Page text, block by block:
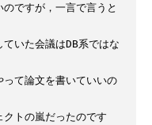
ですが，一言で言うと
いた会議はDB系ではな
て論文を書いていいの
トの嵐だったのです